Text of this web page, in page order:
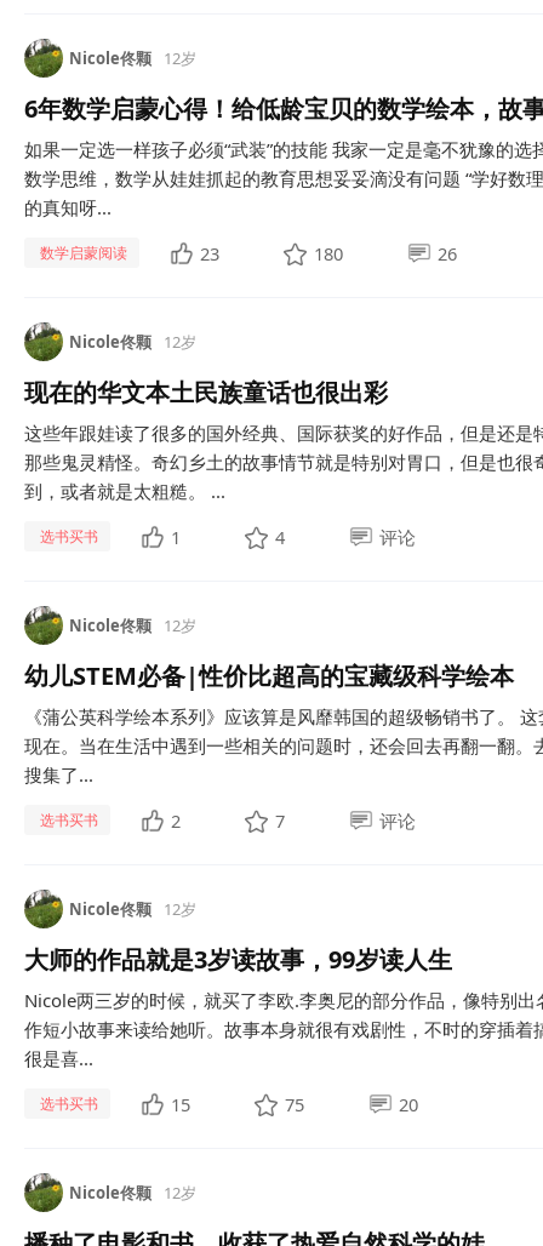
Nicole佟颗 12岁
6年数学启蒙心得！给低龄宝贝的数学绘本，故
如果一定选一样孩子必须“武装”的技能 我家一定是毫不犹豫的
数学思维，数学从娃娃抓起的教育思想妥妥滴没有问题 “学好数
的真知呀...
数学启蒙阅读 23 180 26
Nicole佟颗 12岁
现在的华文本土民族童话也很出彩
这些年跟娃读了很多的国外经典、国际获奖的好作品，但是还
那些鬼灵精怪。奇幻乡土的故事情节就是特别对胃口，但是也
到，或者就是太粗糙。 ...
选书买书 1 4 评论
Nicole佟颗 12岁
幼儿STEM必备|性价比超高的宝藏级科学绘本
《蒲公英科学绘本系列》应该算是风靡韩国的超级畅销书了。
现在。当在生活中遇到一些相关的问题时，还会回去再翻一翻
搜集了...
选书买书 2 7 评论
Nicole佟颗 12岁
大师的作品就是3岁读故事，99岁读人生
Nicole两三岁的时候，就买了李欧.李奥尼的部分作品，像特别
作短小故事来读给她听。故事本身就很有戏剧性，不时的穿插
很是喜...
选书买书 15 75 20
Nicole佟颗 12岁